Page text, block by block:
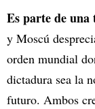
Es parte de una
y Moscú
orden mundial
dictadura sea la
futuro. Ambos